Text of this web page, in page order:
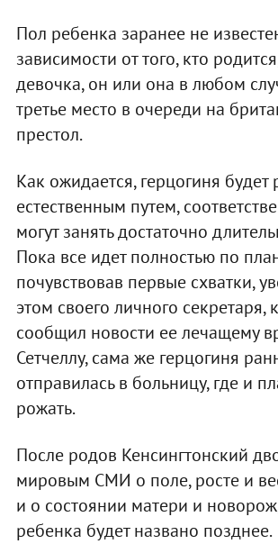
Пол ребенка заранее не
зависимости от того, кто
девочка, он или она в любом
третье место в очереди на
престол.
Как ожидается, герцогиня будет
естественным путем,
могут занять достаточно
Пока все идет полностью по
почувствовав первые схватки,
этом своего личного секретаря,
сообщил новости ее лечащему
Сетчеллу, сама же герцогиня
отправилась в больницу, где и
рожать.
После родов Кенсингтонский
мировым СМИ о поле, росте и
и о состоянии матери и
ребенка будет названо позднее.